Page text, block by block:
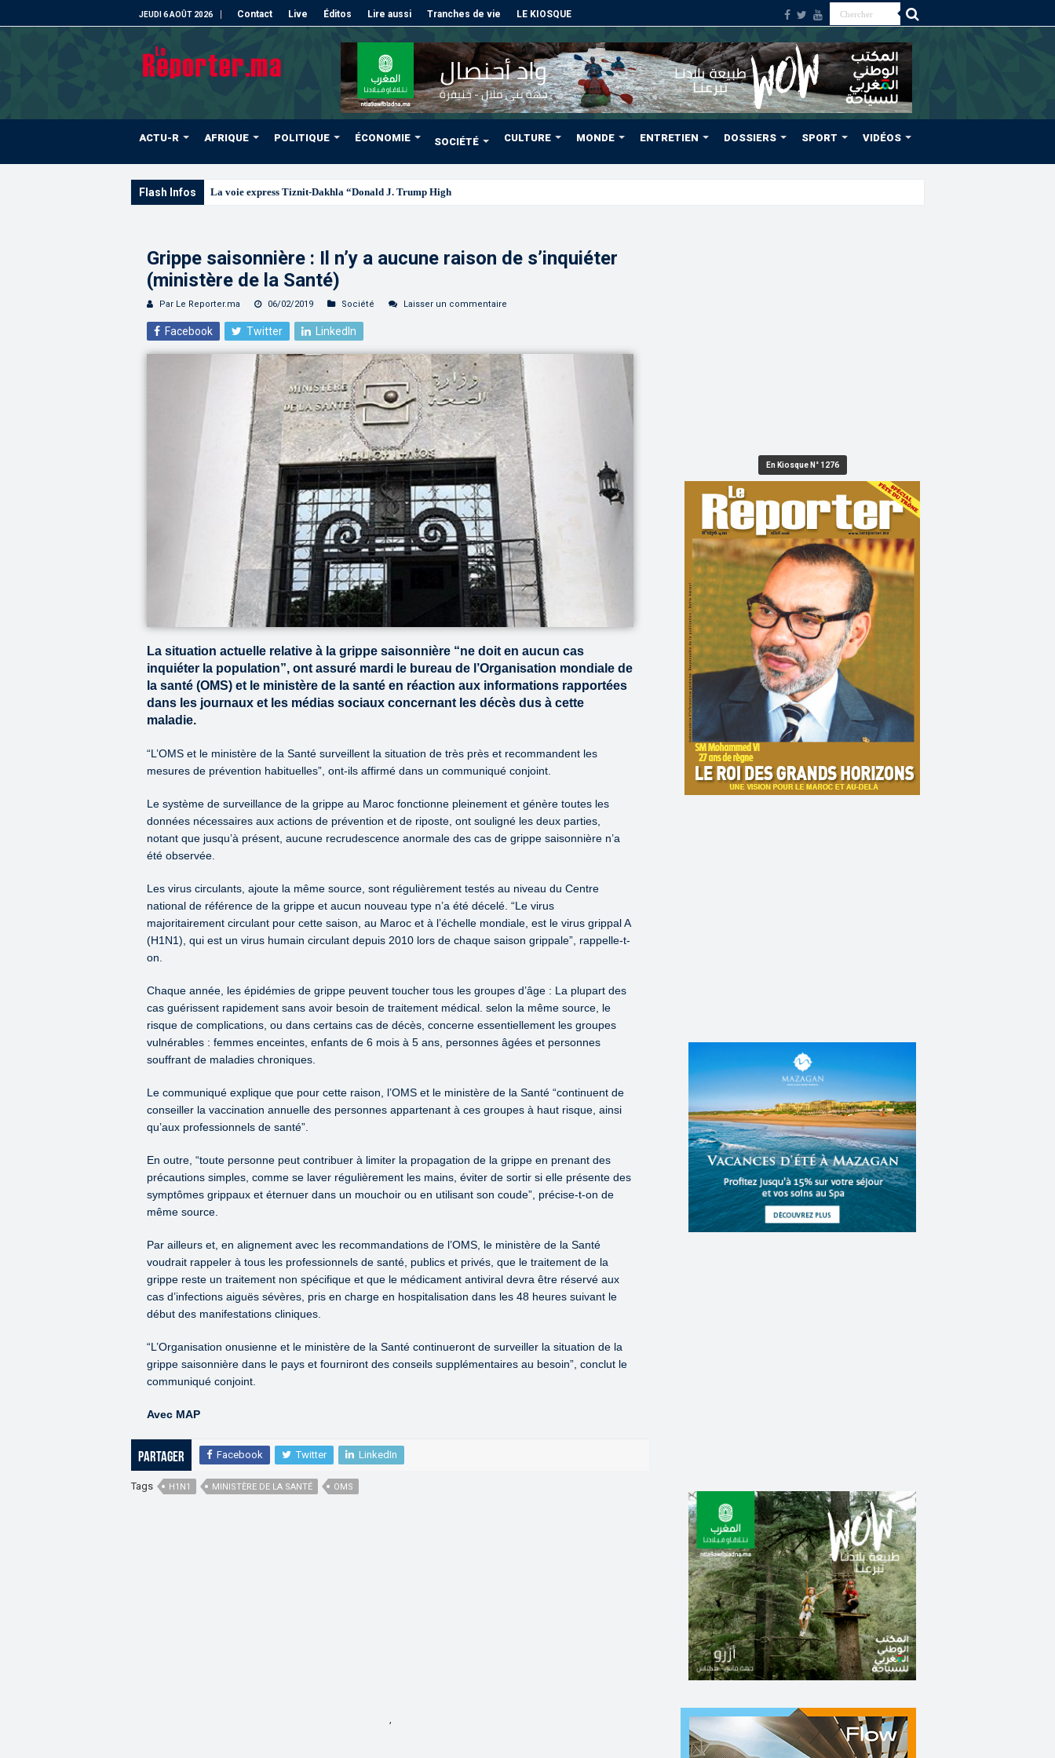
JEUDI 6 AOÛT 2026 Contact Live Éditos Lire aussi Tranches de vie LE KIOSQUE
ACTU-R AFRIQUE POLITIQUE ÉCONOMIE SOCIÉTÉ CULTURE MONDE ENTRETIEN DOSSIERS SPORT VIDÉOS
Flash Infos La voie express Tiznit-Dakhla “Donald J. Trump Highway”, une parfaite illustration de la gran
Grippe saisonnière : Il n’y a aucune raison de s’inquiéter
(ministère de la Santé)
Par Le Reporter.ma 06/02/2019 Société Laisser un commentaire
Facebook Twitter LinkedIn
La situation actuelle relative à la grippe saisonnière “ne doit en aucun cas
inquiéter la population”, ont assuré mardi le bureau de l’Organisation mondiale de
la santé (OMS) et le ministère de la santé en réaction aux informations rapportées
dans les journaux et les médias sociaux concernant les décès dus à cette
maladie.
“L’OMS et le ministère de la Santé surveillent la situation de très près et recommandent les
mesures de prévention habituelles”, ont-ils affirmé dans un communiqué conjoint.
Le système de surveillance de la grippe au Maroc fonctionne pleinement et génère toutes les
données nécessaires aux actions de prévention et de riposte, ont souligné les deux parties,
notant que jusqu’à présent, aucune recrudescence anormale des cas de grippe saisonnière n’a
été observée.
Les virus circulants, ajoute la même source, sont régulièrement testés au niveau du Centre
national de référence de la grippe et aucun nouveau type n’a été décelé. “Le virus
majoritairement circulant pour cette saison, au Maroc et à l’échelle mondiale, est le virus grippal A
(H1N1), qui est un virus humain circulant depuis 2010 lors de chaque saison grippale”, rappelle-t-
on.
Chaque année, les épidémies de grippe peuvent toucher tous les groupes d’âge : La plupart des
cas guérissent rapidement sans avoir besoin de traitement médical. selon la même source, le
risque de complications, ou dans certains cas de décès, concerne essentiellement les groupes
vulnérables : femmes enceintes, enfants de 6 mois à 5 ans, personnes âgées et personnes
souffrant de maladies chroniques.
Le communiqué explique que pour cette raison, l’OMS et le ministère de la Santé “continuent de
conseiller la vaccination annuelle des personnes appartenant à ces groupes à haut risque, ainsi
qu’aux professionnels de santé”.
En outre, “toute personne peut contribuer à limiter la propagation de la grippe en prenant des
précautions simples, comme se laver régulièrement les mains, éviter de sortir si elle présente des
symptômes grippaux et éternuer dans un mouchoir ou en utilisant son coude”, précise-t-on de
même source.
Par ailleurs et, en alignement avec les recommandations de l’OMS, le ministère de la Santé
voudrait rappeler à tous les professionnels de santé, publics et privés, que le traitement de la
grippe reste un traitement non spécifique et que le médicament antiviral devra être réservé aux
cas d’infections aiguës sévères, pris en charge en hospitalisation dans les 48 heures suivant le
début des manifestations cliniques.
“L’Organisation onusienne et le ministère de la Santé continueront de surveiller la situation de la
grippe saisonnière dans le pays et fourniront des conseils supplémentaires au besoin”, conclut le
communiqué conjoint.
Avec MAP
Partager Facebook Twitter LinkedIn
Tags H1N1 MINISTÈRE DE LA SANTÉ OMS
En Kiosque N° 1276